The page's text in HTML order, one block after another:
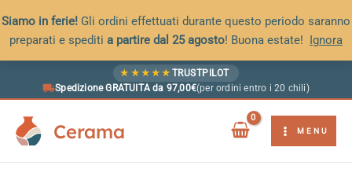
Siamo in ferie! Gli ordini effettuati durante questo periodo saranno
preparati e spediti a partire dal 25 agosto! Buona estate! Ignora
★ ★ ★ ★ ★ TRUSTPILOT
Spedizione GRATUITA da 97,00€(per ordini entro i 20 chili)
Cerama MENU